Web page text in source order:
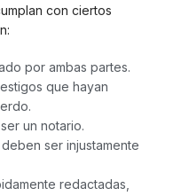
con ciertos
por ambas partes.
que hayan
un notario.
ser injustamente
redactadas,